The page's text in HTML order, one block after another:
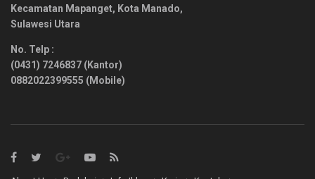
Kecamatan Mapanget, Kota Manado,
Sulawesi Utara
No. Telp :
(0431) 7246837 (Kantor)
0882022399555 (Mobile)